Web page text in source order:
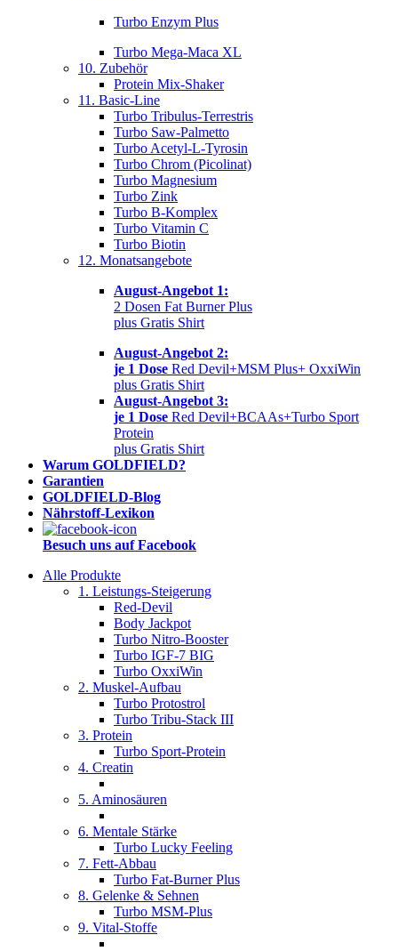
Turbo Enzym Plus
Turbo Mega-Maca XL
10. Zubehör
Protein Mix-Shaker
11. Basic-Line
Turbo Tribulus-Terrestris
Turbo Saw-Palmetto
Turbo Acetyl-L-Tyrosin
Turbo Chrom (Picolinat)
Turbo Magnesium
Turbo Zink
Turbo B-Komplex
Turbo Vitamin C
Turbo Biotin
12. Monatsangebote
August-Angebot 1:
2 Dosen Fat Burner Plus
plus Gratis Shirt
August-Angebot 2:
je 1 Dose Red Devil+MSM Plus+ OxxiWin
plus Gratis Shirt
August-Angebot 3:
je 1 Dose Red Devil+BCAAs+Turbo Sport
Protein
plus Gratis Shirt
Warum GOLDFIELD?
Garantien
GOLDFIELD-Blog
Nährstoff-Lexikon
Besuch uns auf Facebook
Alle Produkte
1. Leistungs-Steigerung
Red-Devil
Body Jackpot
Turbo Nitro-Booster
Turbo IGF-7 BIG
Turbo OxxiWin
2. Muskel-Aufbau
Turbo Protostrol
Turbo Tribu-Stack III
3. Protein
Turbo Sport-Protein
4. Creatin
5. Aminosäuren
6. Mentale Stärke
Turbo Lucky Feeling
7. Fett-Abbau
Turbo Fat-Burner Plus
8. Gelenke & Sehnen
Turbo MSM-Plus
9. Vital-Stoffe